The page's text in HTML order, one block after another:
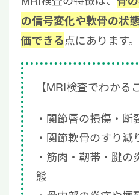
の信号変化や軟骨の状
価できる点にあります。
【MRI検査でわかる
関節唇の損傷・断
関節軟骨のすり減
筋肉・靭帯・腱の
態